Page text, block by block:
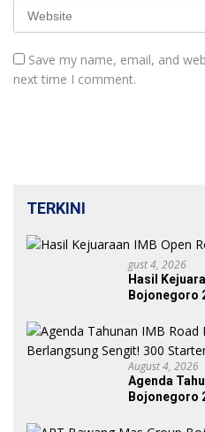
Save my name, email, and
next time I comment.
TERKINI
Gust 4, 2026
Hasil
Bojonegoro
August 4, 2026
Agenda
Bojonegoro